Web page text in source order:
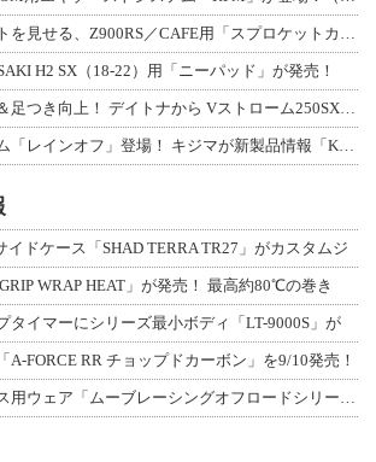
H2 SX（18-22）用「ニーパッド」が発売！
イドケース「SHAD TERRA TR27」がカスタムジ
WRAP HEAT」が発売！ 最高約80℃の巻き
タイマーにシリーズ最小ボディ「LT-9000S」が
A-FORCE RR チョップドカーボン」を9/10発売！